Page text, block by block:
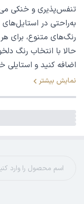
تنفس‌پذیری و خنکی
به‌راحتی در
رنگ‌های متنوع، برای
حالا با انتخاب رنگ
اضافه کنید و
نمایش بیشتر